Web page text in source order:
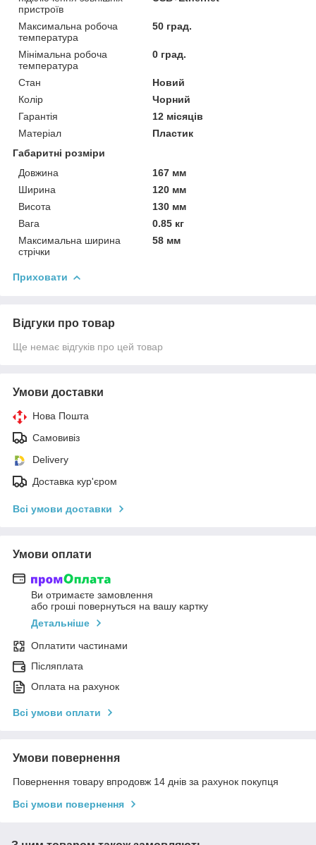
пристроїв
Максимальна робоча
температура
50 град.
Мінімальна робоча
температура
0 град.
Стан
Новий
Колір
Чорний
Гарантія
12 місяців
Матеріал
Пластик
Габаритні розміри
Довжина
167 мм
Ширина
120 мм
Висота
130 мм
Вага
0.85 кг
Максимальна ширина
стрічки
58 мм
Приховати
Відгуки про товар
Ще немає відгуків про цей товар
Умови доставки
Нова Пошта
Самовивіз
Delivery
Доставка кур'єром
Всі умови доставки
Умови оплати
Ви отримаєте замовлення
або гроші повернуться на вашу картку
Детальніше
Оплатити частинами
Післяплата
Оплата на рахунок
Всі умови оплати
Умови повернення
Повернення товару впродовж 14 днів за рахунок покупця
Всі умови повернення